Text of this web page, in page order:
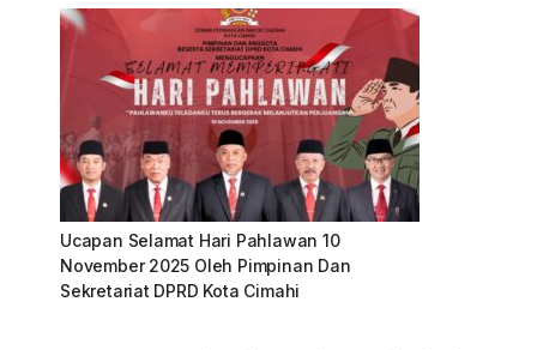
Ucapan Selamat Hari Pahlawan 10
November 2025 Oleh Pimpinan Dan
Sekretariat DPRD Kota Cimahi